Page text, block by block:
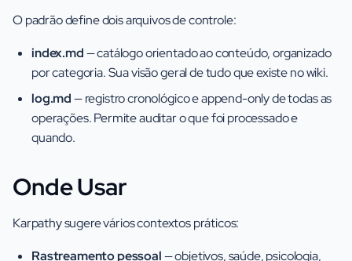
O padrão define dois arquivos de controle:
index.md— catálogo orientado ao conteúdo, organizado
por categoria. Sua visão geral de tudo que existe no wiki.
log.md— registro cronológico e append-only de todas as
operações. Permite auditar o que foi processado e
quando.
Onde Usar
Karpathy sugere vários contextos práticos:
Rastreamento pessoal— objetivos, saúde, psicologia,